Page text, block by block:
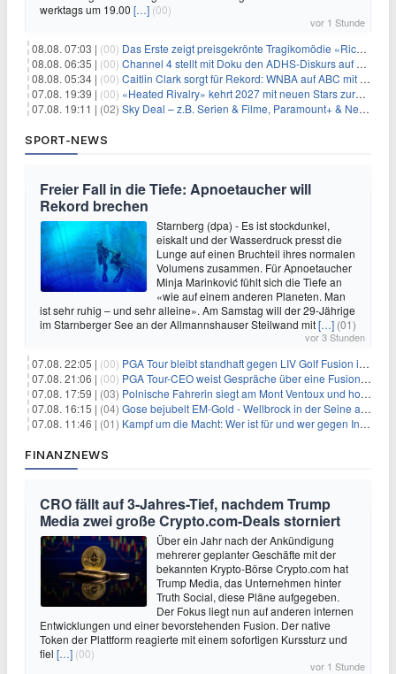
werktags um 19.00 […] (00)
vor 1 Stunde
08.08. 07:03 | (00) Das Erste zeigt preisgekrönte Tragikomödie «Rickerl» als Free-TV-Premiere
08.08. 06:35 | (00) Channel 4 stellt mit Doku den ADHS-Diskurs auf den Prüfstand
08.08. 05:34 | (00) Caitlin Clark sorgt für Rekord: WNBA auf ABC mit 2,5 Millionen Zuschauern
07.08. 19:39 | (00) «Heated Rivalry» kehrt 2027 mit neuen Stars zurück
07.08. 19:11 | (02) Sky Deal – z.B. Serien & Filme, Paramount+ & Netflix für 19,99€/Monat
SPORT-NEWS
Freier Fall in die Tiefe: Apnoetaucher will
Rekord brechen
Starnberg (dpa) - Es ist stockdunkel,
eiskalt und der Wasserdruck presst die
Lunge auf einen Bruchteil ihres normalen
Volumens zusammen. Für Apnoetaucher
Minja Marinković fühlt sich die Tiefe an
«wie auf einem anderen Planeten. Man
ist sehr ruhig – und sehr alleine». Am Samstag will der 29-Jährige
im Starnberger See an der Allmannshauser Steilwand mit[…] (01)
vor 3 Stunden
07.08. 22:05 | (00) PGA Tour bleibt standhaft gegen LIV Golf Fusion in einem sich wandelnden Sportumfeld
07.08. 21:06 | (00) PGA Tour-CEO weist Gespräche über eine Fusion mit LIV Golf zurück und bekräftigt die Wettbewerbslandschaft
07.08. 17:59 | (03) Polnische Fahrerin siegt am Mont Ventoux und holt Tour-Gelb
07.08. 16:15 | (04) Gose bejubelt EM-Gold - Wellbrock in der Seine ausgebremst
07.08. 11:46 | (01) Kampf um die Macht: Wer ist für und wer gegen Infantino?
FINANZNEWS
CRO fällt auf 3-Jahres-Tief, nachdem Trump
Media zwei große Crypto.com-Deals storniert
Über ein Jahr nach der Ankündigung
mehrerer geplanter Geschäfte mit der
bekannten Krypto-Börse Crypto.com hat
Trump Media, das Unternehmen hinter
Truth Social, diese Pläne aufgegeben.
Der Fokus liegt nun auf anderen internen
Entwicklungen und einer bevorstehenden Fusion. Der native
Token der Plattform reagierte mit einem sofortigen Kurssturz und
fiel […] (00)
vor 1 Stunde